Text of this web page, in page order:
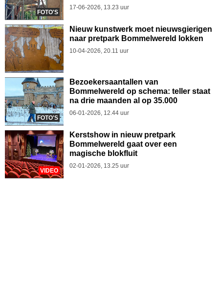
FOTO'S
17-06-2026, 13.23 uur
Nieuw kunstwerk moet nieuwsgierigen
naar pretpark Bommelwereld lokken
10-04-2026, 20.11 uur
FOTO'S
Bezoekersaantallen van
Bommelwereld op schema: teller staat
na drie maanden al op 35.000
06-01-2026, 12.44 uur
VIDEO
Kerstshow in nieuw pretpark
Bommelwereld gaat over een
magische blokfluit
02-01-2026, 13.25 uur